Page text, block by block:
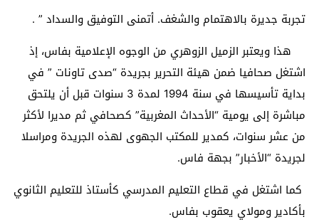
تجربة جديرة بالاهتمام والشغف. أتمنى التوفيق والسداد ” .
هذا ويعتبر الزميل الزوهري من الوجوه الإعلامية بفاس، إذ
اشتغل صحافيا ضمن هيئة التحرير بجريدة “صدى تاونات ” في
بداية تأسيسها في سنة 1994 لمدة 3 سنوات قبل أن يلتحق
مباشرة إلى يومية “الأحداث المغربية” كصحافي ثم مديرا لأكثر
من عشر سنوات، كمدير للمكتب الجهوى لهذه الجريدة ومراسلا
لجريدة “الأخبار” بجهة فاس.
كما اشتغل في قطاع التعليم المدرسي كأستاذ للتعليم الثانوي
بأكادير ومولاي يعقوب بفاس.